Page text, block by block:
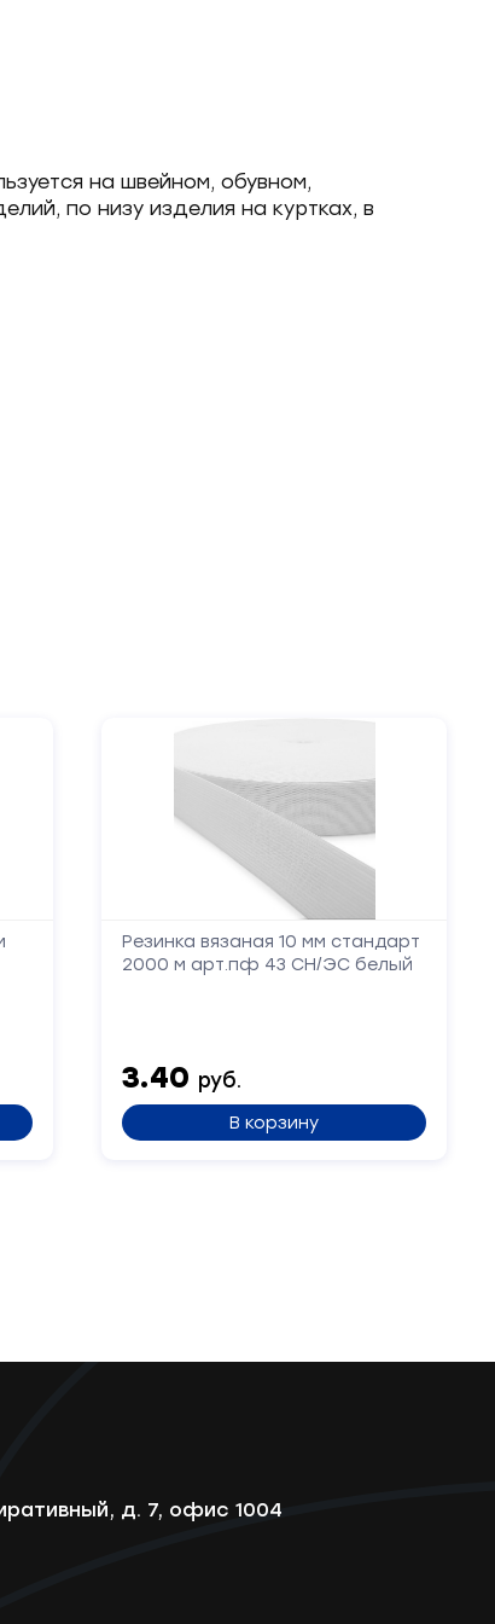
на швейном, обувном,
по низу изделия на куртках, в
Резинка вязаная 10 мм стандарт
2000 м арт.пф 43 СН/ЭС белый
3.40 руб.
В корзину
д. 7, офис 1004